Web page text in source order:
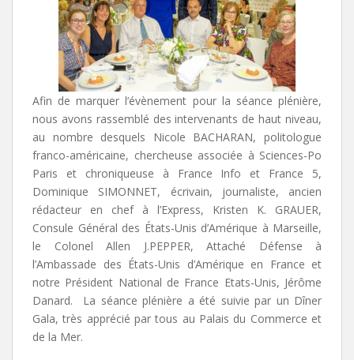
Afin de marquer l’évènement pour la séance plénière,
nous avons rassemblé des intervenants de haut niveau,
au nombre desquels Nicole BACHARAN, politologue
franco-américaine, chercheuse associée à Sciences-Po
Paris et chroniqueuse à France Info et France 5,
Dominique SIMONNET, écrivain, journaliste, ancien
rédacteur en chef à l’Express, Kristen K. GRAUER,
Consule Général des États-Unis d’Amérique à Marseille,
le Colonel Allen J.PEPPER, Attaché Défense à
l’Ambassade des États-Unis d’Amérique en France et
notre Président National de France Etats-Unis, Jérôme
Danard. La séance plénière a été suivie par un Dîner
Gala, très apprécié par tous au Palais du Commerce et
de la Mer.